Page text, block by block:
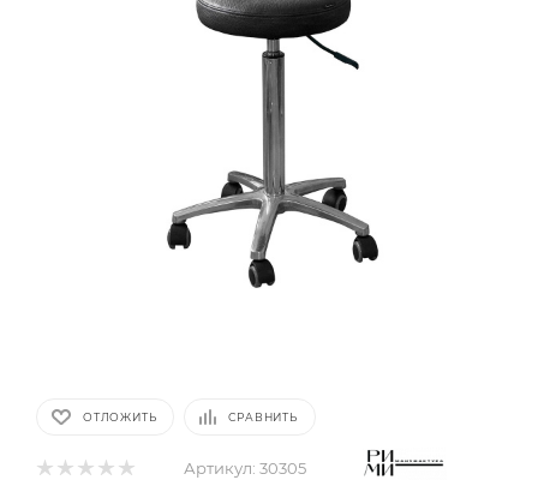
ОТЛОЖИТЬ СРАВНИТЬ
Артикул: 30305